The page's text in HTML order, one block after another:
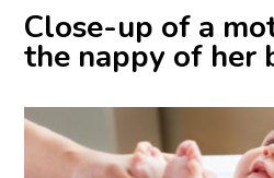
Close-up of a
the nappy of her